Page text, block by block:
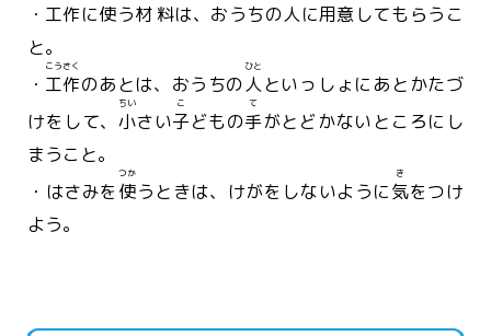
・ 工作に使う材料は、おうちの人に用意 してもらうこ
と。
・ 工作
こうさく
のあとは、おうちの人
ひと
といっしょにあとかたづ
けをして、 小
ちい
さい子
こ
どもの手
て
がとどかないところにし
まうこと。
・はさみを 使
つか
うときは、けがをしないように気
き
をつけ
よう。